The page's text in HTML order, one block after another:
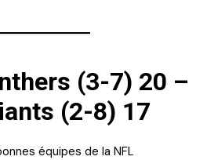
(3-7) 20 –
(2-8) 17
équipes de la NFL